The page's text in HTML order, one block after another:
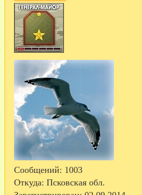
Сообщений: 1003
Откуда: Псковская обл.